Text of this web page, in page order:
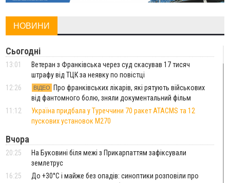
НОВИНИ
Сьогодні
13:01
Ветеран з Франківська через суд скасував 17 тисяч
штрафу від ТЦК за неявку по повістці
12:26
ВІДЕО Про франківських лікарів, які рятують військових
від фантомного болю, зняли документальний фільм
11:12
Україна придбала у Туреччини 70 ракет ATACMS та 12
пускових установок M270
Вчора
20:25
На Буковині біля межі з Прикарпаттям зафіксували
землетрус
16:25
До +30°C і майже без опадів: синоптики розповіли про